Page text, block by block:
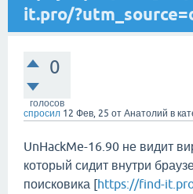
it.pro/
0
голосов
спросил 12 Фев, 25 от Анатолий в
UnHackMe-16.90 не видит
который сидит внутри
поисковика [https://find-